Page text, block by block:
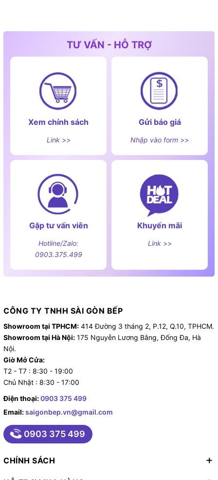
TƯ VẤN - HỖ TRỢ
Xem chính sách
Link >>
Gửi báo giá
Nhập vào form >>
Gặp tư vấn viên
Hotline/Zalo:
0903.375.499
Khuyến mãi
Link >>
CÔNG TY TNHH SÀI GÒN BẾP
Showroom tại TPHCM: 414 Đường 3 tháng 2, P.12, Q.10, TPHCM.
Showroom tại Hà Nội: 175 Nguyễn Lương Bằng, Đống Đa, Hà
Nội.
Giờ Mở Cửa:
T2 - T7 : 8:30 - 19:00
Chủ Nhật : 8:30 - 17:00
Điện thoại:0903 375 499
Email:saigonbep.vn@gmail.com
0903 375 499
CHÍNH SÁCH